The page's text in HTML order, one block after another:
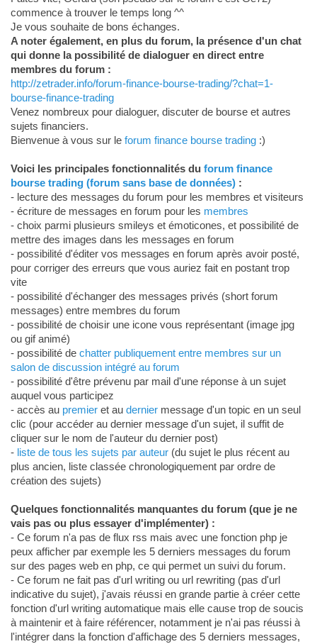
commence à trouver le temps long ^^
Je vous souhaite de bons échanges.
A noter également, en plus du forum, la présence d'un chat
qui donne la possibilité de dialoguer en direct entre
membres du forum :
http://zetrader.info/forum-finance-bourse-trading/?chat=1-
bourse-finance-trading
Venez nombreux pour dialoguer, discuter de bourse et autres
sujets financiers.
Bienvenue à vous sur le forum finance bourse trading:)
Voici les principales fonctionnalités du forum finance
bourse trading (forum sans base de données):
- lecture des messages du forum pour les membres et visiteurs
- écriture de messages en forum pour les membres
- choix parmi plusieurs smileys et émoticones, et possibilité de
mettre des images dans les messages en forum
- possibilité d'éditer vos messages en forum après avoir posté,
pour corriger des erreurs que vous auriez fait en postant trop
vite
- possibilité d'échanger des messages privés (short forum
messages) entre membres du forum
- possibilité de choisir une icone vous représentant (image jpg
ou gif animé)
- possibilité de chatter publiquement entre membres sur un
salon de discussion intégré au forum
- possibilité d'être prévenu par mail d'une réponse à un sujet
auquel vous participez
- accès au premieret au derniermessage d'un topic en un seul
clic (pour accéder au dernier message d'un sujet, il suffit de
cliquer sur le nom de l'auteur du dernier post)
- liste de tous les sujets par auteur(du sujet le plus récent au
plus ancien, liste classée chronologiquement par ordre de
création des sujets)
Quelques fonctionnalités manquantes du forum (que je ne
vais pas ou plus essayer d'implémenter) :
- Ce forum n'a pas de flux rss mais avec une fonction php je
peux afficher par exemple les 5 derniers messages du forum
sur des pages web en php, ce qui permet un suivi du forum.
- Ce forum ne fait pas d'url writing ou url rewriting (pas d'url
indicative du sujet), j'avais réussi en grande partie à créer cette
fonction d'url writing automatique mais elle cause trop de soucis
à maintenir et à faire référencer, notamment je n'ai pas réussi à
l'intégrer dans la fonction d'affichage des 5 derniers messages,